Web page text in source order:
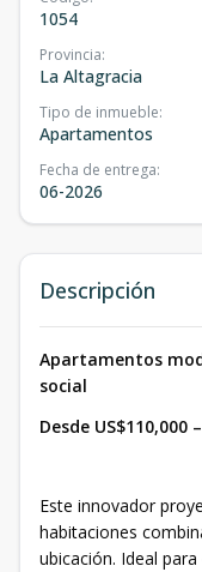
1054
Provincia:
La Altagracia
Tipo de inmueble:
Apartamentos
Fecha de entrega:
06-2026
Descripción
Apartamentos
social
Desde
Este innovador
habitaciones
ubicación. Ideal